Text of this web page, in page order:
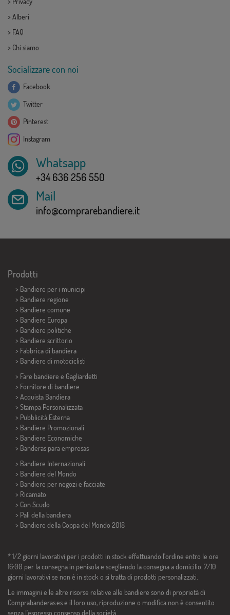
> Alberi
> FAQ
> Chi siamo
Socializzare con noi
Facebook
Twitter
Pinterest
Instagram
Whatsapp
+34 636 256 550
Mail
info@comprarebandiere.it
Prodotti
> Bandiere per i municipi
> Bandiere regione
> Bandiere comune
> Bandiere Europa
> Bandiere politiche
> Bandiere scrittorio
> Fabbrica di bandiera
> Bandiere di motociclisti
> Fare bandiere e Gagliardetti
> Fornitore di bandiere
> Acquista Bandiera
> Stampa Personalizzata
> Pubblicità Esterna
> Bandiere Promozionali
> Bandiere Economiche
> Banderas para empresas
> Bandiere Internazionali
> Bandiere del Mondo
> Bandiere per negozi e facciate
> Ricamato
> Con Scudo
> Pali della bandiera
> Bandiere della Coppa del Mondo 2018
* 1/2 giorni lavorativi per i prodotti in stock effettuando l'ordine entro le ore
16:00 per la consegna in penisola e scegliendo la consegna a domicilio. 7/10
giorni lavorativi se non è in stock o si tratta di prodotti personalizzati.
Le immagini e le altre risorse relative alle bandiere sono di proprietà di
Comprabanderas.es e il loro uso, riproduzione o modifica non è consentito
senza l'espresso consenso della società.